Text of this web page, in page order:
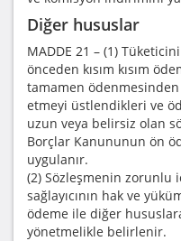
Diğer hususlar
MADDE 21 – (1)
önceden kısım kısım
tamamen
etmeyi üstlendikleri ve
uzun veya belirsiz olan
Borçlar Kanununun ön
uygulanır.
(2) Sözleşmenin zorunlu
sağlayıcının hak ve
ödeme ile diğer
yönetmelikle belirlenir.